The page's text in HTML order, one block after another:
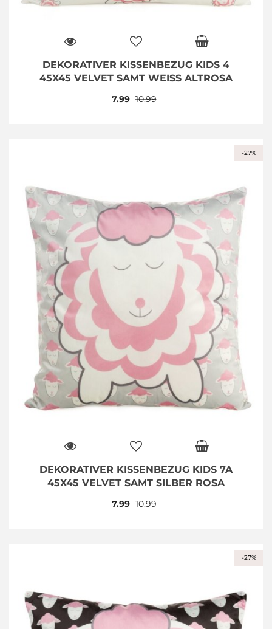
DEKORATIVER KISSENBEZUG KIDS 4
45X45 VELVET SAMT WEISS ALTROSA
10.99
7.99
DEKORATIVER KISSENBEZUG KIDS 7A
45X45 VELVET SAMT SILBER ROSA
10.99
-27%
7.99
-27%